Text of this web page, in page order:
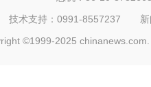
技术支持：0991-8557237
©1999-2025